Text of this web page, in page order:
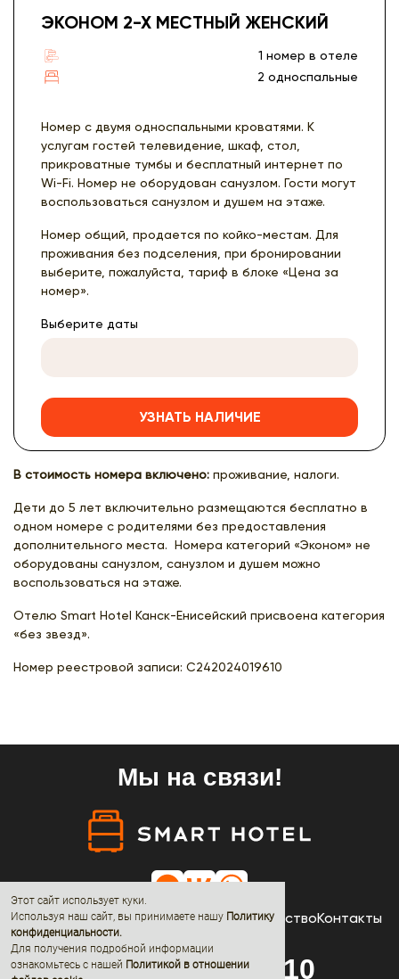
ЭКОНОМ 2-Х МЕСТНЫЙ ЖЕНСКИЙ
1 номер в отеле
2 односпальные
Номер с двумя односпальными кроватями. К
услугам гостей телевидение, шкаф, стол,
прикроватные тумбы и бесплатный интернет по
Wi-Fi. Номер не оборудован санузлом. Гости могут
воспользоваться санузлом и душем на этаже.
Номер общий, продается по койко-местам. Для
проживания без подселения, при бронировании
выберите, пожалуйста, тариф в блоке «Цена за
номер».
Выберите даты
УЗНАТЬ НАЛИЧИЕ
В стоимость номера включено: проживание, налоги.
Дети до 5 лет включительно размещаются бесплатно в
одном номере с родителями без предоставления
дополнительного места. Номера категорий «Эконом» не
оборудованы санузлом, санузлом и душем можно
воспользоваться на этаже.
Отелю Smart Hotel Канск-Енисейский присвоена категория
«без звезд».
Номер реестровой записи: С242024019610
Этот сайт использует куки.
Используя наш сайт, вы принимаете нашу Политику
конфиденциальности.
Для получения подробной информации
ознакомьтесь с нашей Политикой в отношении
Мы на связи!
ОтелиАкцииНовостиО насСотрудничествоКонтакты
8 (800) 600-68-10